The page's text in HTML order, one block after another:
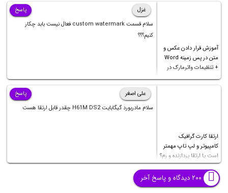
آموزش قرار دادن عکس و
متن در پس زمینه Word
+ تنظیمات واترمارک در
ورد
غزل
سلام قسمت custom watermark فعال نیست بابد چکار
کنیم؟؟؟
پاسخ
ارتقا کارت گرافیک
کامپیوتر و لپ تاپ مهمتر
است یا ارتقا پردازنده و رم؟
علی اصغر
سلام مادربورد گیگابایت H61M DS2 چقدر قابل ارتقا هست
پاسخ
۲۰۰ دیدگاه و پاسخ آخر